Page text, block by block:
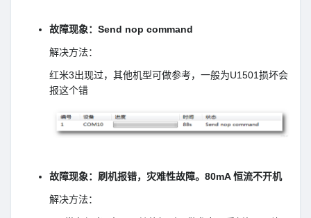
故障现象：Send nop command
解决方法：
红米3出现过，其他机型可做参考，一般为U1501损坏会
报这个错
故障现象：刷机报错，灾难性故障。80mA 恒流不开机
解决方法：